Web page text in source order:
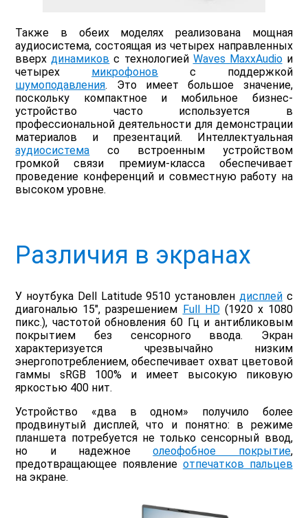
Также в обеих моделях реализована мощная
аудиосистема, состоящая из четырех направленных
вверх динамиков с технологией Waves MaxxAudioи
четырех микрофонов с поддержкой
шумоподавления. Это имеет большое значение,
поскольку компактное и мобильное бизнес-
устройство часто используется в
профессиональной деятельности для демонстрации
материалов и презентаций. Интеллектуальная
аудиосистема со встроенным устройством
громкой связи премиум-класса обеспечивает
проведение конференций и совместную работу на
высоком уровне.
Различия в экранах
У ноутбука Dell Latitude 9510 установлен дисплейс
диагональю 15", разрешением Full HD(1920 x 1080
пикс.), частотой обновления 60 Гц и антибликовым
покрытием без сенсорного ввода. Экран
характеризуется чрезвычайно низким
энергопотреблением, обеспечивает охват цветовой
гаммы sRGB 100% и имеет высокую пиковую
яркостью 400 нит.
Устройство «два в одном» получило более
продвинутый дисплей, что и понятно: в режиме
планшета потребуется не только сенсорный ввод,
но и надежноеолеофобное покрытие,
предотвращающее появление отпечатков пальцев
на экране.